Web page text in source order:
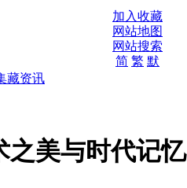
加入收藏
网站地图
网站搜索
简 繁 默
藏资讯
之美与时代记忆